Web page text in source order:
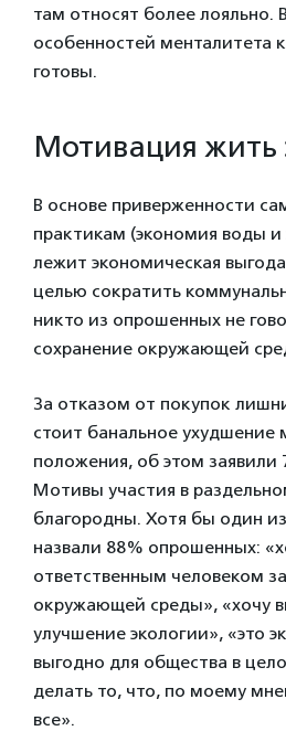
там относят более лояльно.
особенностей менталитета
готовы.
Мотивация жить
В основе приверженности
практикам (экономия воды и
лежит экономическая
целью сократить
никто из опрошенных не
сохранение окружающей
За отказом от покупок
стоит банальное ухудшение
положения, об этом
Мотивы участия в
благородны. Хотя бы один
назвали 88% опрошенных:
ответственным человеком
окружающей среды», «хочу
улучшение экологии», «это
выгодно для общества в
делать то, что, по моему
все».